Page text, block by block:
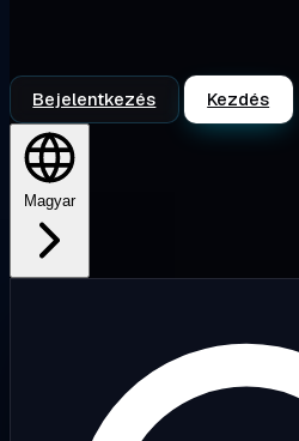
Bejelentkezés Kezdés
Magyar